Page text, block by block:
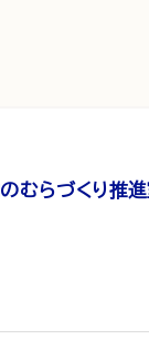
むらづくり推進